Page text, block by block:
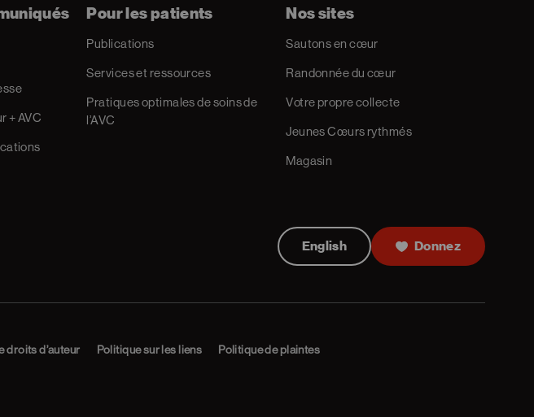
+ AVC
Pour les patients
Publications
Services et ressources
Pratiques optimales de soins de
l’AVC
Nos sites
Sautons en cœur
Randonnée du cœur
Votre propre collecte
Jeunes Cœurs rythmés
Magasin
English Donnez
droits d’auteur Politique sur les liens Politique de plaintes